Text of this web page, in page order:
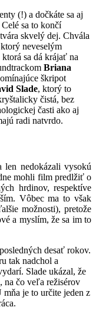
(!) a dočkáte sa aj
sa to končí
skvelý dej. Chvála
neveselým
sa dá krájať na
Briana
škripot
Slade, ktorý to
čistá, bez
časti ako aj
radi natvrdo.
len nedokázali vysokú
mohli film predlžiť o
hrdinov, respektíve
Vôbec ma to však
možnosti), pretože
a myslím, že sa im to
desať rokov.
tak nadchol a
Slade ukázal, že
na čo veľa režisérov
mňa je to určite jeden z